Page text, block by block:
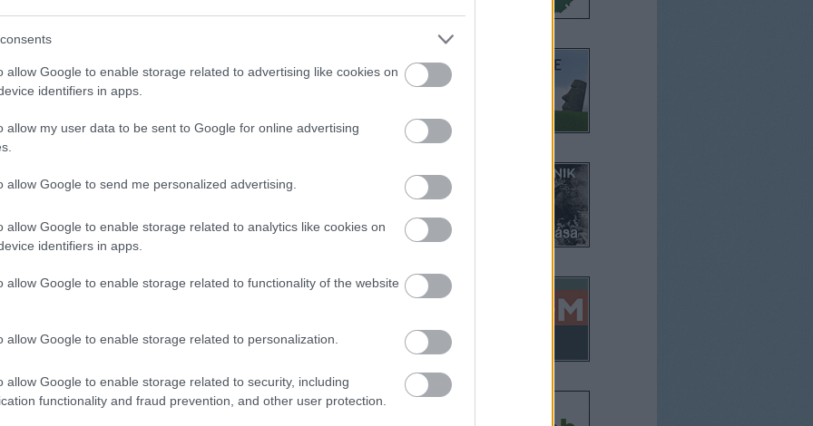
allow Google to enable storage related to advertising like cookies on
identifiers in apps.
allow my user data to be sent to Google for online advertising
allow Google to send me personalized advertising.
allow Google to enable storage related to analytics like cookies on
identifiers in apps.
allow Google to enable storage related to functionality of the website
allow Google to enable storage related to personalization.
allow Google to enable storage related to security, including
functionality and fraud prevention, and other user protection.
eredmények:
dokumentum)
Élelmiszer- és Takarmánybiztonsági Igazgatóság
jegyzőkönyve
környezet víz ipm ökotoxikológia interpress magazin